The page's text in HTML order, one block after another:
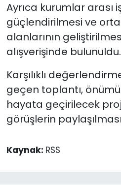
Ayrıca kurumlar arası
güçlendirilmesi ve
alanlarının
alışverişinde bulunuldu.
Karşılıklı
geçen toplantı,
hayata geçirilecek
görüşlerin
Kaynak: RSS